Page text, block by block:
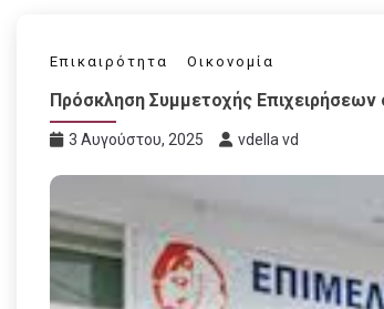
Επικαιρότητα Οικονομία
Πρόσκληση Συμμετοχής Επιχειρήσεων
3 Αυγούστου, 2025 vdella vd